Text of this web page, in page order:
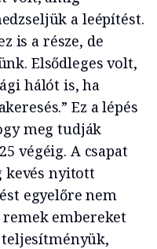
a leépítést.
is a része, de
Elsődleges volt,
hálót is, ha
Ez a lépés
meg tudják
végéig. A csapat
kevés nyitott
egyelőre nem
embereket